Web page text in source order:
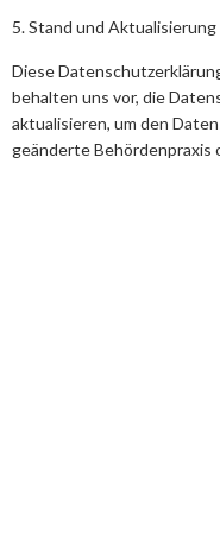
5. Stand und
Diese
behalten uns vor, die
aktualisieren, um den
geänderte Behördenpraxis